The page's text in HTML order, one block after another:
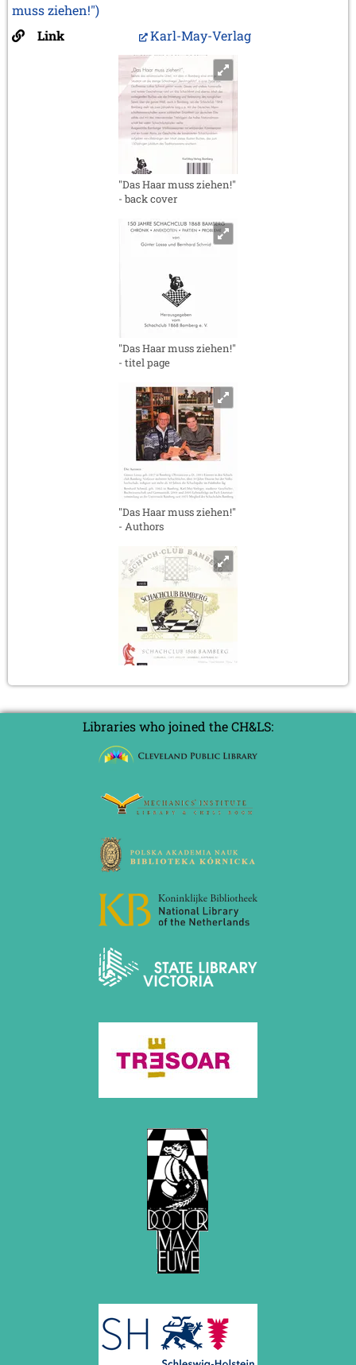
muss ziehen!")
Link
Karl-May-Verlag
"Das Haar muss ziehen!"
- back cover
"Das Haar muss ziehen!"
- titel page
"Das Haar muss ziehen!"
- Authors
Libraries who joined the CH&LS: